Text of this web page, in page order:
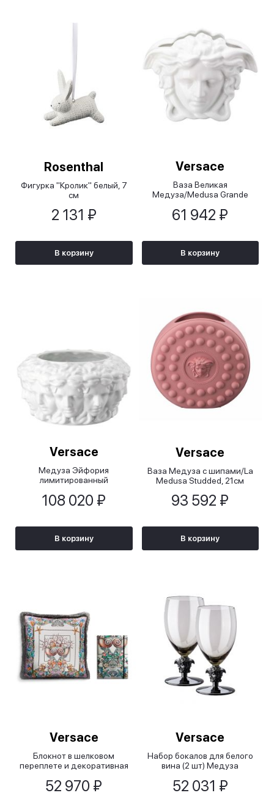
Rosenthal
Фигурка "Кролик" белый, 7
см
2 131 ₽
В корзину
Versace
Ваза Великая
Медуза/Medusa Grande
61 942 ₽
В корзину
Versace
Медуза Эйфория
лимитированный
Limited Edition
108 020 ₽
В корзину
Versace
Ваза Медуза с шипами/La
Medusa Studded, 21см
93 592 ₽
В корзину
Versace
Блокнот в шелковом
переплете и декоративная
52 970 ₽
Versace
Набор бокалов для белого
вина (2 шт) Медуза
Lumiere 2nd Edition Haze
52 031 ₽